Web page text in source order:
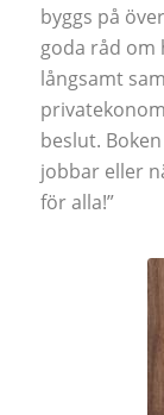
byggs på
goda råd om
långsamt
beslut.
jobbar eller
för alla!”